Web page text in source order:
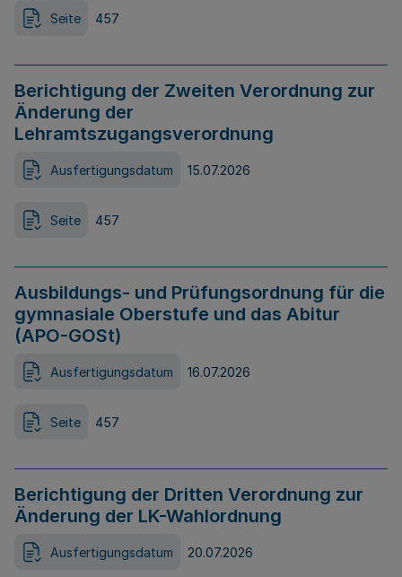
Seite 457
Berichtigung der Zweiten Verordnung zur
Änderung der
Lehramtszugangsverordnung
Ausfertigungsdatum 15.07.2026
Seite 457
Ausbildungs- und Prüfungsordnung für die
gymnasiale Oberstufe und das Abitur
(APO-GOSt)
Ausfertigungsdatum 16.07.2026
Seite 457
Berichtigung der Dritten Verordnung zur
Änderung der LK-Wahlordnung
Ausfertigungsdatum 20.07.2026